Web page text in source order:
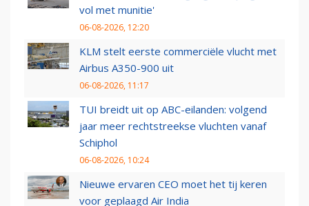
vol met munitie'
06-08-2026, 12:20
KLM stelt eerste commerciële vlucht met
Airbus A350-900 uit
06-08-2026, 11:17
TUI breidt uit op ABC-eilanden: volgend
jaar meer rechtstreekse vluchten vanaf
Schiphol
06-08-2026, 10:24
Nieuwe ervaren CEO moet het tij keren
voor geplaagd Air India